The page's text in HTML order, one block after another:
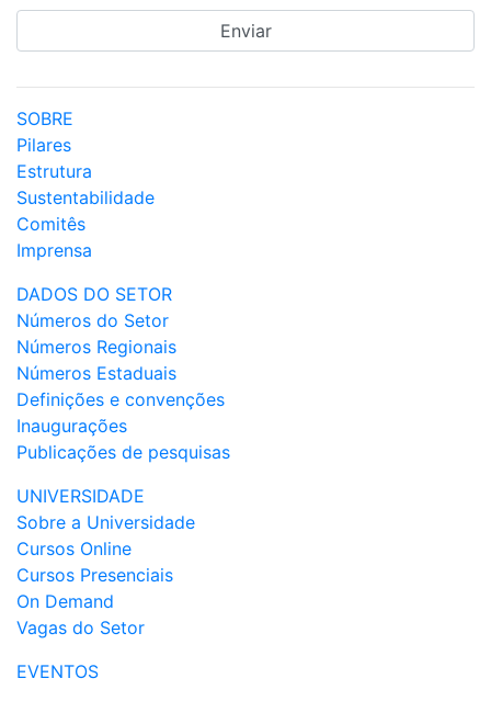
SOBRE
Pilares
Estrutura
Sustentabilidade
Comitês
Imprensa
DADOS DO SETOR
Números do Setor
Números Regionais
Números Estaduais
Definições e convenções
Inaugurações
Publicações de pesquisas
UNIVERSIDADE
Sobre a Universidade
Cursos Online
Cursos Presenciais
On Demand
Vagas do Setor
EVENTOS